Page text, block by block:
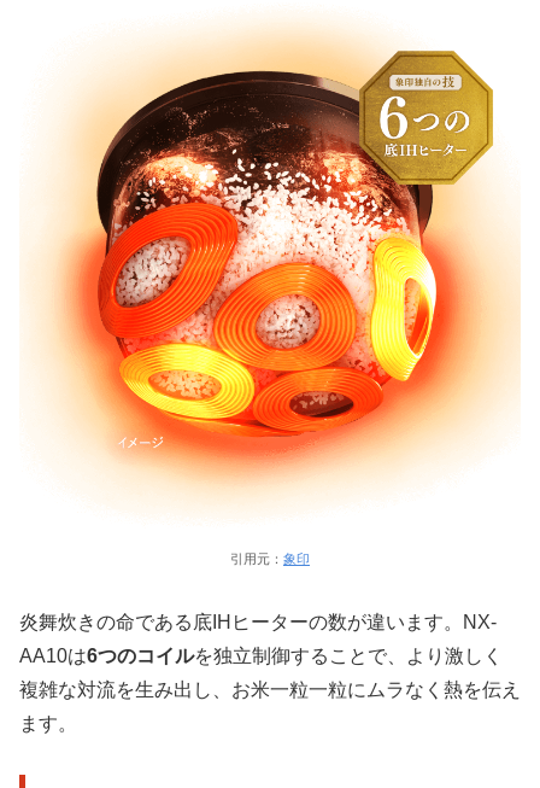
引用元： 象印
炎舞炊きの命である底IHヒーターの数が違います。NX-
AA10は6つのコイルを独立制御することで、より激しく
複雑な対流を生み出し、お米一粒一粒にムラなく熱を伝え
ます。